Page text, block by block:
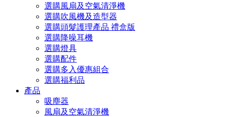
選購風扇及空氣清淨機
選購吹風機及造型器
選購頭髮護理產品 禮盒版
選購降噪耳機
選購燈具
選購配件
選購多入優惠組合
選購福利品
產品
吸塵器
風扇及空氣清淨機